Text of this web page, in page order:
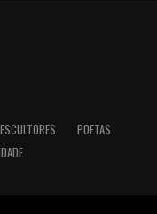
ESCULTORES
POETAS